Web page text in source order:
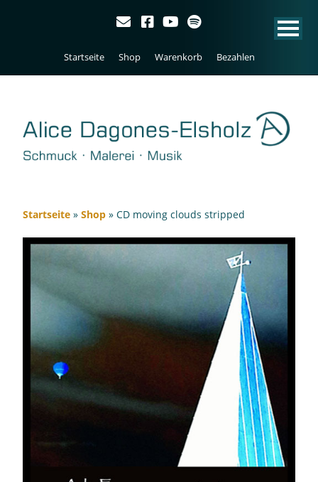
Startseite Shop Warenkorb Bezahlen
Startseite » Shop » CD moving clouds stripped